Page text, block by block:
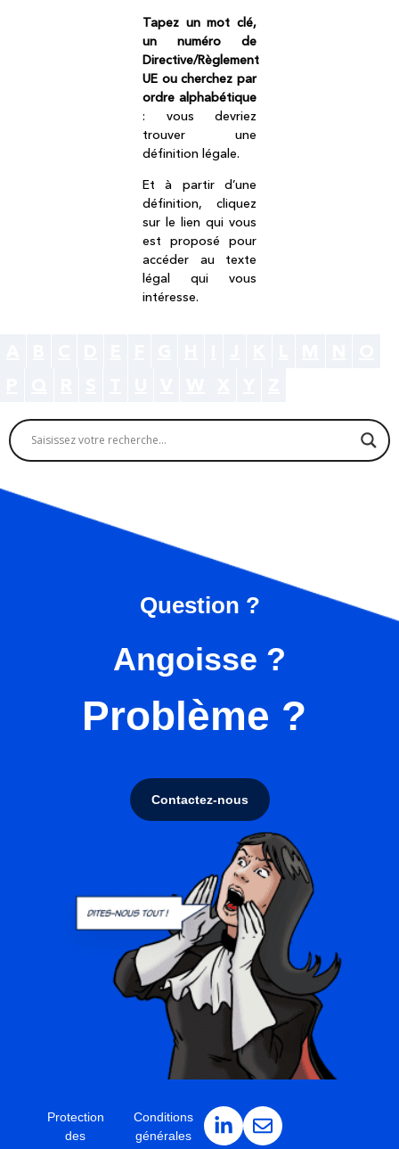
Tapez un mot clé,
un numéro de
Directive/Règlement
UE ou cherchez par
ordre alphabétique
: vous devriez
trouver une
définition légale.
Et à partir d’une
définition, cliquez
sur le lien qui vous
est proposé pour
accéder au texte
légal qui vous
intéresse.
Question ?
Angoisse ?
Problème ?
Contactez-nous
Protection
des
Conditions
générales